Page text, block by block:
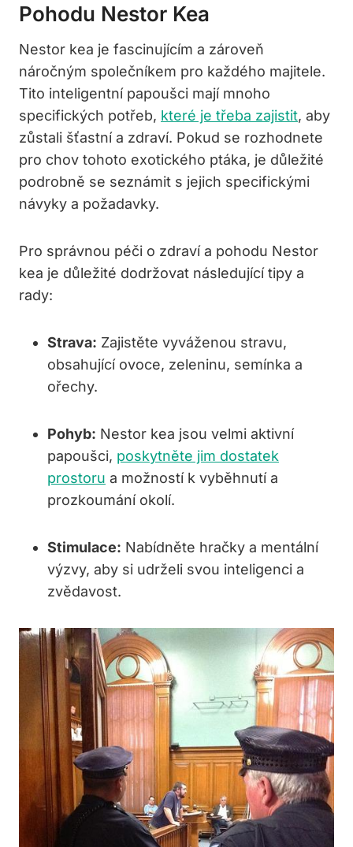
Pohodu Nestor Kea
Nestor kea je fascinujícím a zároveň
náročným společníkem pro každého majitele.
Tito inteligentní papoušci mají mnoho
specifických potřeb, které je třeba zajistit, aby
zůstali šťastní a zdraví. Pokud se rozhodnete
pro chov tohoto exotického ptáka, je důležité
podrobně se seznámit s jejich specifickými
návyky a požadavky.
Pro správnou péči o zdraví a pohodu Nestor
kea je důležité dodržovat následující tipy a
rady:
Strava: Zajistěte vyváženou stravu,
obsahující ovoce, zeleninu, semínka a
ořechy.
Pohyb: Nestor kea jsou velmi aktivní
papoušci, poskytněte jim dostatek
prostoru a možností k vyběhnutí a
prozkoumání okolí.
Stimulace: Nabídněte hračky a mentální
výzvy, aby si udrželi svou inteligenci a
zvědavost.